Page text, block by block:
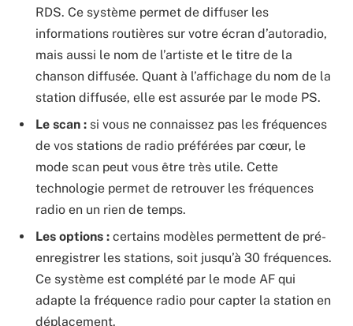
RDS. Ce système permet de diffuser les
informations routières sur votre écran d’autoradio,
mais aussi le nom de l’artiste et le titre de la
chanson diffusée. Quant à l’affichage du nom de la
station diffusée, elle est assurée par le mode PS.
Le scan : si vous ne connaissez pas les fréquences
de vos stations de radio préférées par cœur, le
mode scan peut vous être très utile. Cette
technologie permet de retrouver les fréquences
radio en un rien de temps.
Les options : certains modèles permettent de pré-
enregistrer les stations, soit jusqu’à 30 fréquences.
Ce système est complété par le mode AF qui
adapte la fréquence radio pour capter la station en
déplacement.